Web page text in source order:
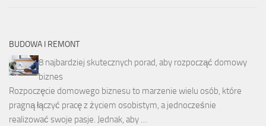
BUDOWA I REMONT
8 najbardziej skutecznych porad, aby rozpocząć domowy
biznes
Rozpoczęcie domowego biznesu to marzenie wielu osób, które
pragną łączyć pracę z życiem osobistym, a jednocześnie
realizować swoje pasje. Jednak, aby …